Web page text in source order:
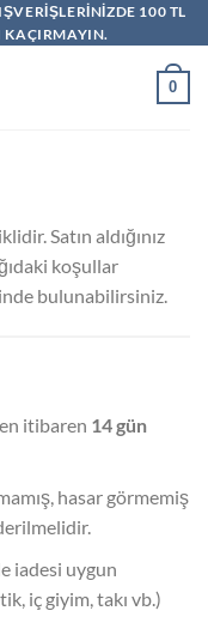
100 TL
KAÇIRMAYIN.
0
Satın aldığınız
koşullar
bulunabilirsiniz.
itibaren 14 gün
hasar görmemiş
iadesi uygun
iç giyim, takı vb.)